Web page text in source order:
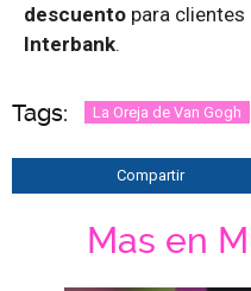
descuento para
Interbank.
Tags: La Oreja de Van Gogh
Compartir
Mas en